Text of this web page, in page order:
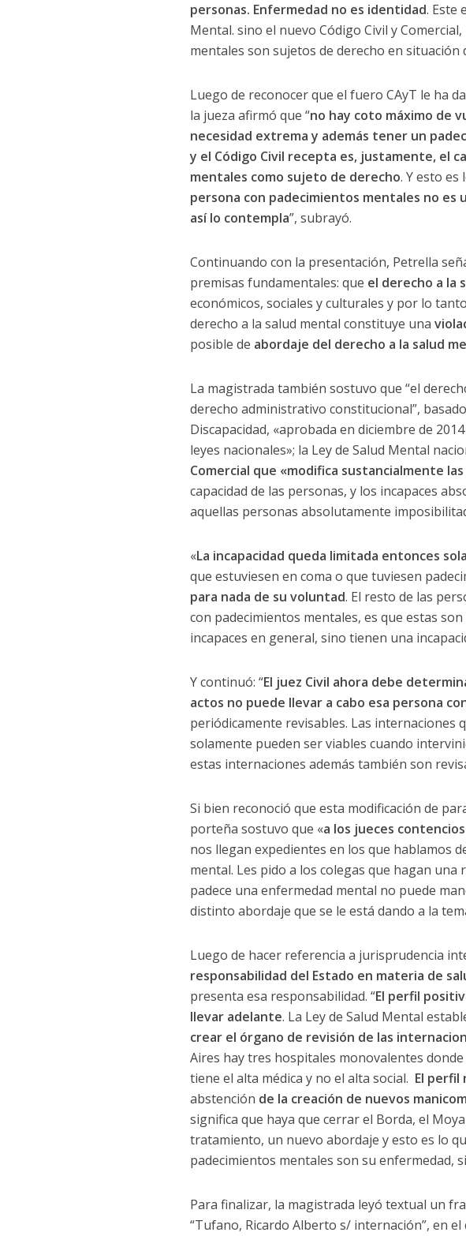
personas. Enfermedad no es identidad. Este
Mental. sino el nuevo Código Civil y
mentales son sujetos de derecho en
Luego de reconocer que el fuero CAyT le ha
la jueza afirmó que “no hay coto máximo de
necesidad extrema y además tener un
y el Código Civil recepta es, justamente, el
mentales como sujeto de derecho. Y esto
persona con padecimientos mentales no es
así lo contempla”, subrayó.
Continuando con la presentación, Petrella
premisas fundamentales: que el derecho a la
económicos, sociales y culturales y por lo
derecho a la salud mental constituye una
posible de abordaje del derecho a la salud
La magistrada también sostuvo que “el
derecho administrativo constitucional”,
Discapacidad, «aprobada en diciembre de
leyes nacionales»; la Ley de Salud Mental
Comercial que «modifica sustancialmente
capacidad de las personas, y los incapaces
aquellas personas absolutamente
«La incapacidad queda limitada entonces
que estuviesen en coma o que tuviesen
para nada de su voluntad. El resto de las
con padecimientos mentales, es que estas
incapaces en general, sino tienen una
Y continuó: “El juez Civil ahora debe
actos no puede llevar a cabo esa persona
periódicamente revisables. Las
solamente pueden ser viables cuando
estas internaciones además también son
Si bien reconoció que esta modificación de
porteña sostuvo que «a los jueces
nos llegan expedientes en los que hablamos
mental. Les pido a los colegas que hagan
padece una enfermedad mental no puede
distinto abordaje que se le está dando a la
Luego de hacer referencia a jurisprudencia
responsabilidad del Estado en materia de
presenta esa responsabilidad. “El perfil
llevar adelante. La Ley de Salud Mental
crear el órgano de revisión de las
Aires hay tres hospitales monovalentes
tiene el alta médica y no el alta social. El perfil
abstención de la creación de nuevos
significa que haya que cerrar el Borda, el
tratamiento, un nuevo abordaje y esto es lo
padecimientos mentales son su enfermedad,
Para finalizar, la magistrada leyó textual un
“Tufano, Ricardo Alberto s/ internación”, en